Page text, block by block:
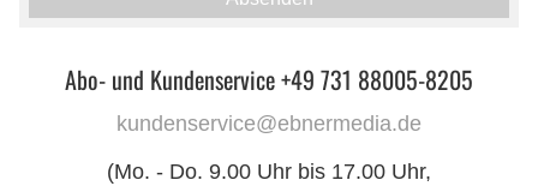
Abo- und Kundenservice +49 731 88005-8205
kundenservice@ebnermedia.de
(Mo. - Do. 9.00 Uhr bis 17.00 Uhr,